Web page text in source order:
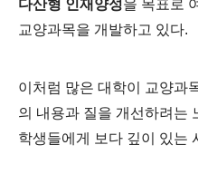
다산형 인재양성을 목표로
교양과목을 개발하고 있다.
이처럼 많은 대학이 교양과
의 내용과 질을 개선하려는
학생들에게 보다 깊이 있는